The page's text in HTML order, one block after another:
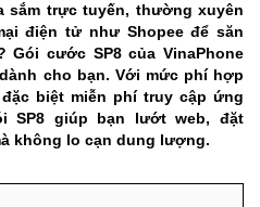
sắm trực tuyến, thường xuyên
điện tử như Shopee để săn
Gói cước SP8 của VinaPhone
cho bạn. Với mức phí hợp
biệt miễn phí truy cập ứng
SP8 giúp bạn lướt web, đặt
không lo cạn dung lượng.